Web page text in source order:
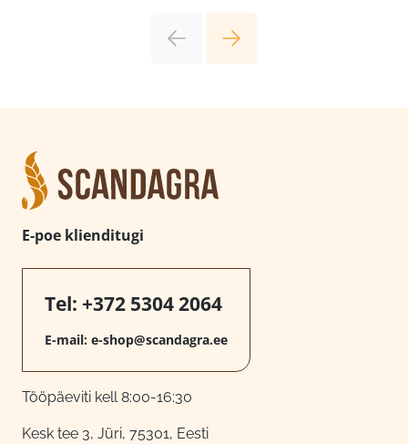
E-poe klienditugi
Tel: +372 5304 2064
E-mail: e-shop@scandagra.ee
Tööpäeviti kell 8:00-16:30
Kesk tee 3, Jüri, 75301, Eesti